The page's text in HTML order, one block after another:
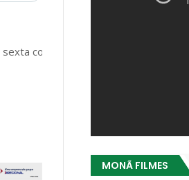
colocação com 12 pontos.
MONÃ FILMES